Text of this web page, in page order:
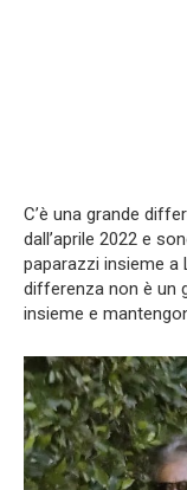
C’è una grande
dall’aprile 2022 e
paparazzi insieme a
differenza non è un
insieme e